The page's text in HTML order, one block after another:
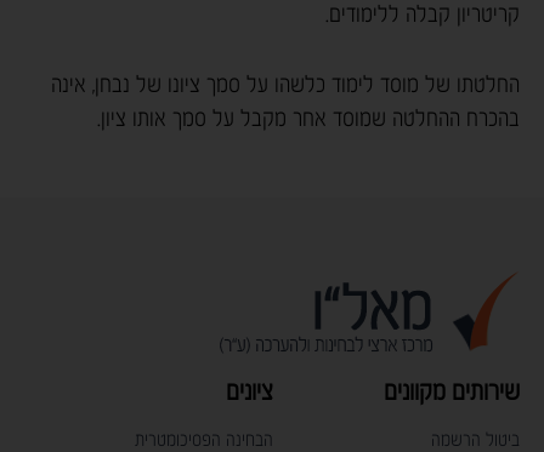
קריטריון קבלה ללימודים.
החלטתו של מוסד לימוד כלשהו על סמך ציונו של נבחן, אינה
בהכרח ההחלטה שמוסד אחר מקבל על סמך אותו ציון.
שירותים מקוונים
ביטול הרשמה
ציונים
הבחינה הפסיכומטרית